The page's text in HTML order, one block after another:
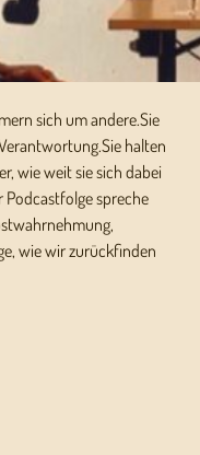
sich um andere.Sie
halten
wie weit sie sich dabei
Podcastfolge spreche
wie wir zurückfinden